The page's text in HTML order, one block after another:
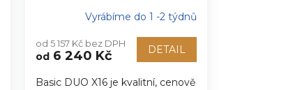
Vyrábíme do 1 -2 týdnů
od 5 157 Kč bez DPH
od6 240 Kč DETAIL
Basic DUO X16 je kvalitní, cenově